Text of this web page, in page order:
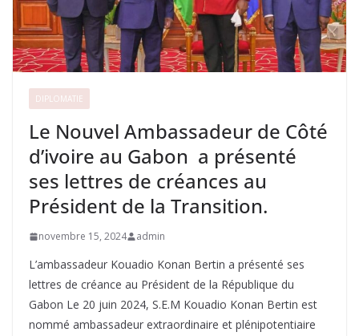
DIPLOMATIE
Le Nouvel Ambassadeur de Côté
d’ivoire au Gabon a présenté
ses lettres de créances au
Président de la Transition.
novembre 15, 2024 admin
L’ambassadeur Kouadio Konan Bertin a présenté ses
lettres de créance au Président de la République du
Gabon Le 20 juin 2024, S.E.M Kouadio Konan Bertin est
nommé ambassadeur extraordinaire et plénipotentiaire